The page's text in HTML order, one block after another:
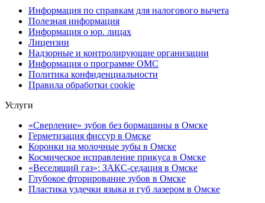
Информация по справкам для налогового вычета
Полезная информация
Информация о юр. лицах
Лицензии
Надзорные и контролирующие организации
Информация о программе ОМС
Политика конфиденциальности
Правила обработки cookie
Услуги
«Сверление» зубов без бормашины в Омске
Герметизация фиссур в Омске
Коронки на молочные зубы в Омске
Космическое исправление прикуса в Омске
«Веселящий газ»: ЗАКС-седация в Омске
Глубокое фторирование зубов в Омске
Пластика уздечки языка и губ лазером в Омске